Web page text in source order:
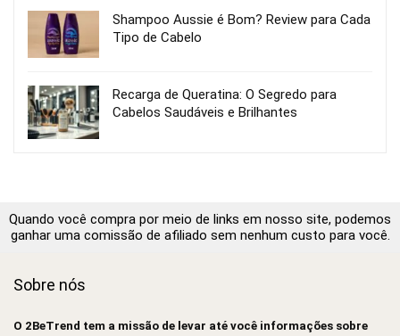
Shampoo Aussie é Bom? Review para Cada
Tipo de Cabelo
Recarga de Queratina: O Segredo para
Cabelos Saudáveis e Brilhantes
Quando você compra por meio de links em nosso site, podemos
ganhar uma comissão de afiliado sem nenhum custo para você.
Sobre nós
O 2BeTrend tem a missão de levar até você informações sobre